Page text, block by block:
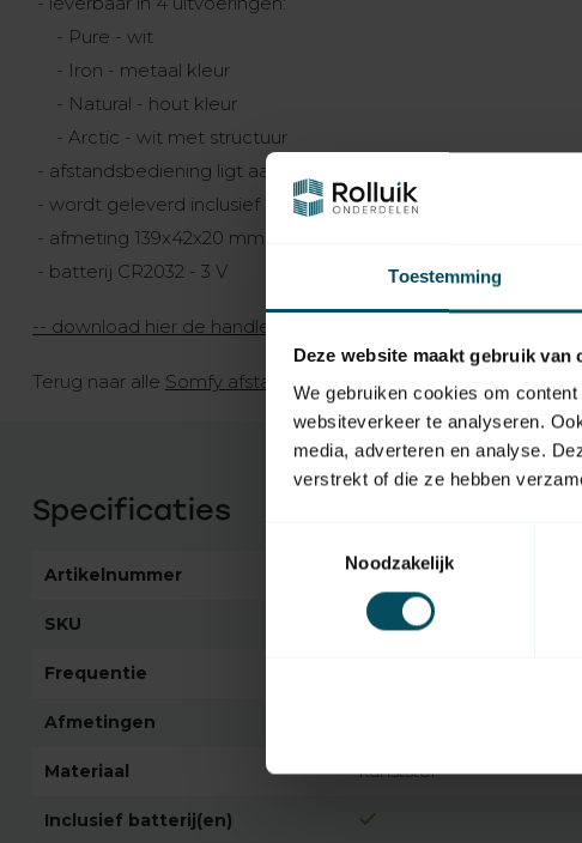
Toestemming
Deze website maakt gebruik van
We gebruiken cookies om
websiteverkeer te analyseren.
media, adverteren en analyse.
verstrekt of die ze hebben
Noodzakelijk
- Pure - wit
- Iron - metaal kleur
- Natural - hout kleur
- Arctic - wit met structuur
- afstandsbediening ligt aangenaam in de hand door de anti-
- wordt geleverd inclusief handige wandhouder
- afmeting 139x42x20 mm
- batterij CR2032 - 3 V
-- download hier de handleiding Somfy Situo 1 io II handzender
Terug naar alle Somfy afstandsbedieningen >>
Specificaties
Artikelnummer 4270
SKU 1870313
Frequentie
Afmetingen
Materiaal kunststof
Inclusief batterij(en)